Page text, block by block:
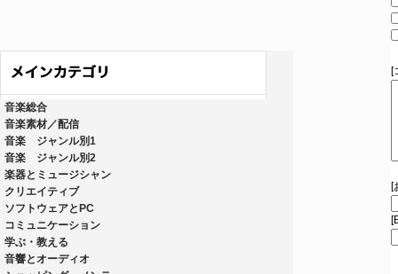
音楽総合
音楽素材／配信
音楽 ジャンル別1
音楽 ジャンル別2
楽器とミュージシャン
クリエイティブ
ソフトウェアとPC
コミュニケーション
学ぶ・教える
音響とオーディオ
[
[